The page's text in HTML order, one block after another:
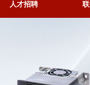
人才招聘